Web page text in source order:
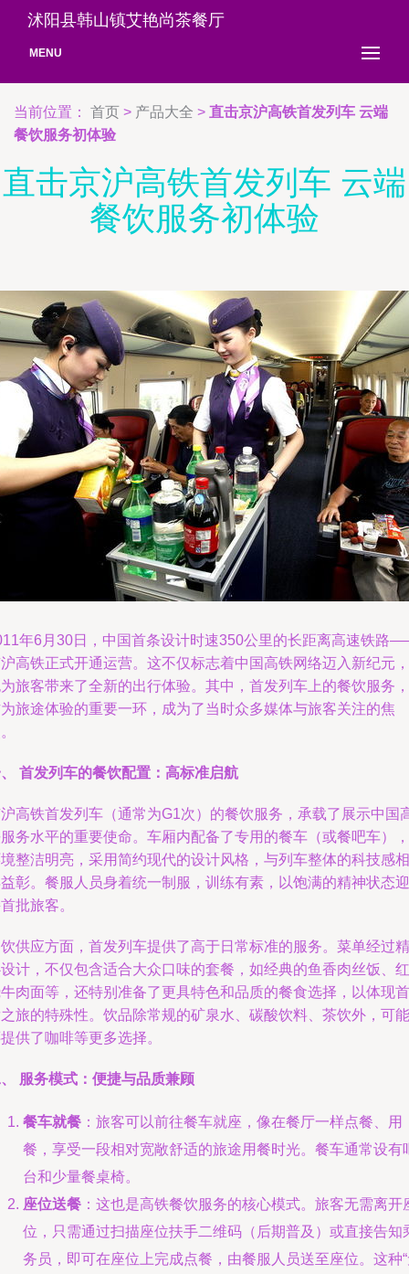
沭阳县韩山镇艾艳尚茶餐厅
MENU
当前位置： 首页 > 产品大全 > 直击京沪高铁首发列车 云端
餐饮服务初体验
直击京沪高铁首发列车 云端
餐饮服务初体验
年6月30日，中国首条设计时速350公里的长距离高速铁路
高铁正式开通运营。这不仅标志着中国高铁网络迈入新纪元，
旅客带来了全新的出行体验。其中，首发列车上的餐饮服务，
旅途体验的重要一环，成为了当时众多媒体与旅客关注的焦
首发列车的餐饮配置：高标准启航
高铁首发列车（通常为G1次）的餐饮服务，承载了展示中国
务水平的重要使命。车厢内配备了专用的餐车（或餐吧车），
整洁明亮，采用简约现代的设计风格，与列车整体的科技感相
彰。餐服人员身着统一制服，训练有素，以饱满的精神状态迎
批旅客。
供应方面，首发列车提供了高于日常标准的服务。菜单经过精
计，不仅包含适合大众口味的套餐，如经典的鱼香肉丝饭、红
肉面等，还特别准备了更具特色和品质的餐食选择，以体现首
旅的特殊性。饮品除常规的矿泉水、碳酸饮料、茶饮外，可能
供了咖啡等更多选择。
服务模式：便捷与品质兼顾
餐车就餐 ：旅客可以前往餐车就座，像在餐厅一样点餐、用
餐，享受一段相对宽敞舒适的旅途用餐时光。餐车通常设有
台和少量餐桌椅。
座位送餐 ：这也是高铁餐饮服务的核心模式。旅客无需离开
位，只需通过扫描座位扶手二维码（后期普及）或直接告知
务员，即可在座位上完成点餐，由餐服人员送至座位。这种